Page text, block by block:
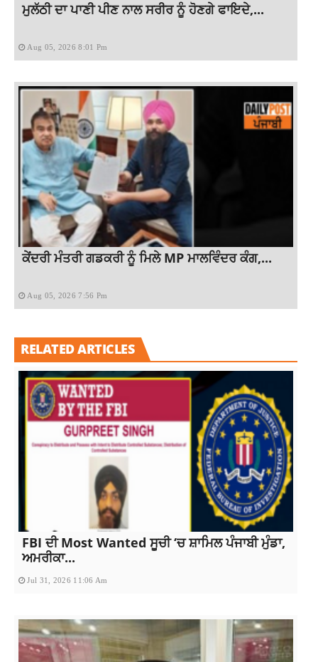
ਮੁਲੱਠੀ ਦਾ ਪਾਣੀ ਪੀਣ ਨਾਲ ਸਰੀਰ ਨੂੰ ਹੋਣਗੇ ਫਾਇਦੇ,...
Aug 05, 2026 8:01 Pm
ਕੇਂਦਰੀ ਮੰਤਰੀ ਗਡਕਰੀ ਨੂੰ ਮਿਲੇ MP ਮਾਲਵਿੰਦਰ ਕੰਗ,...
Aug 05, 2026 7:56 Pm
RELATED ARTICLES
FBI ਦੀ Most Wanted ਸੂਚੀ ‘ਚ ਸ਼ਾਮਿਲ ਪੰਜਾਬੀ ਮੁੰਡਾ,
ਅਮਰੀਕਾ...
Jul 31, 2026 11:06 Am